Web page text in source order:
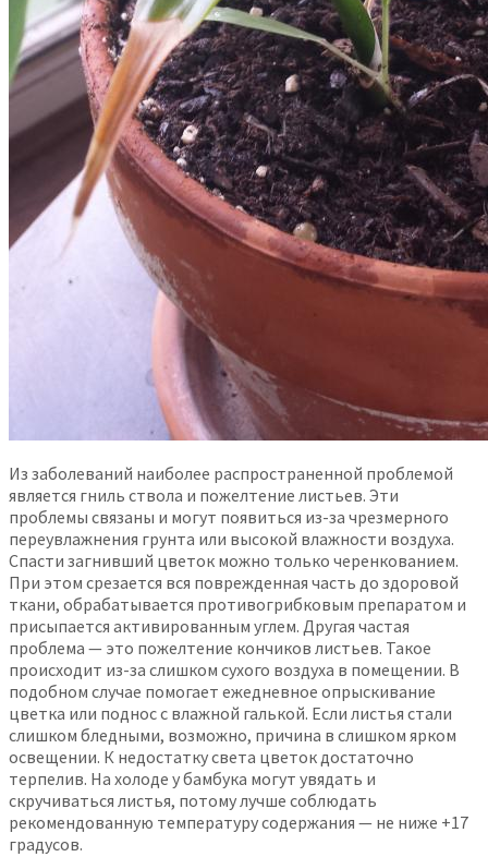
Из заболеваний наиболее распространенной проблемой
является гниль ствола и пожелтение листьев. Эти
проблемы связаны и могут появиться из-за чрезмерного
переувлажнения грунта или высокой влажности воздуха.
Спасти загнивший цветок можно только черенкованием.
При этом срезается вся поврежденная часть до здоровой
ткани, обрабатывается противогрибковым препаратом и
присыпается активированным углем. Другая частая
проблема — это пожелтение кончиков листьев. Такое
происходит из-за слишком сухого воздуха в помещении. В
подобном случае помогает ежедневное опрыскивание
цветка или поднос с влажной галькой. Если листья стали
слишком бледными, возможно, причина в слишком ярком
освещении. К недостатку света цветок достаточно
терпелив. На холоде у бамбука могут увядать и
скручиваться листья, потому лучше соблюдать
рекомендованную температуру содержания — не ниже +17
градусов.